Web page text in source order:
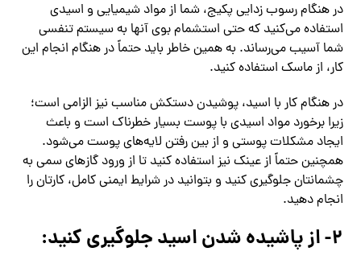
در هنگام رسوب زدایی پکیج، شما از مواد شیمیایی و اسیدی
استفاده می‌کنید که حتی استشمام بوی آنها به سیستم تنفسی
شما آسیب می‌رساند. به همین خاطر باید حتماً در هنگام انجام این
کار، از ماسک استفاده کنید.
در هنگام کار با اسید، پوشیدن دستکش مناسب نیز الزامی است؛
زیرا برخورد مواد اسیدی با پوست بسیار خطرناک است و باعث
ایجاد مشکلات پوستی و از بین رفتن لایه‌های پوست می‌شود.
همچنین حتماً از عینک نیز استفاده کنید تا از ورود گازهای سمی به
چشمانتان جلوگیری کنید و بتوانید در شرایط ایمنی کامل، کارتان را
انجام دهید.
۲- از پاشیده شدن اسید جلوگیری کنید: